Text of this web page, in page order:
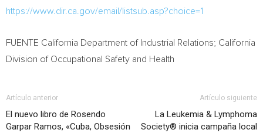
https://www.dir.ca.gov/email/listsub.asp?choice=1
FUENTE California Department of Industrial Relations; California
Division of Occupational Safety and Health
Artículo anterior
El nuevo libro de Rosendo
Garpar Ramos, «Cuba, Obsesión
Artículo siguiente
La Leukemia & Lymphoma
Society® inicia campaña local